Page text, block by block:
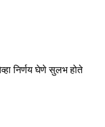
निर्णय घेणे सुलभ होते